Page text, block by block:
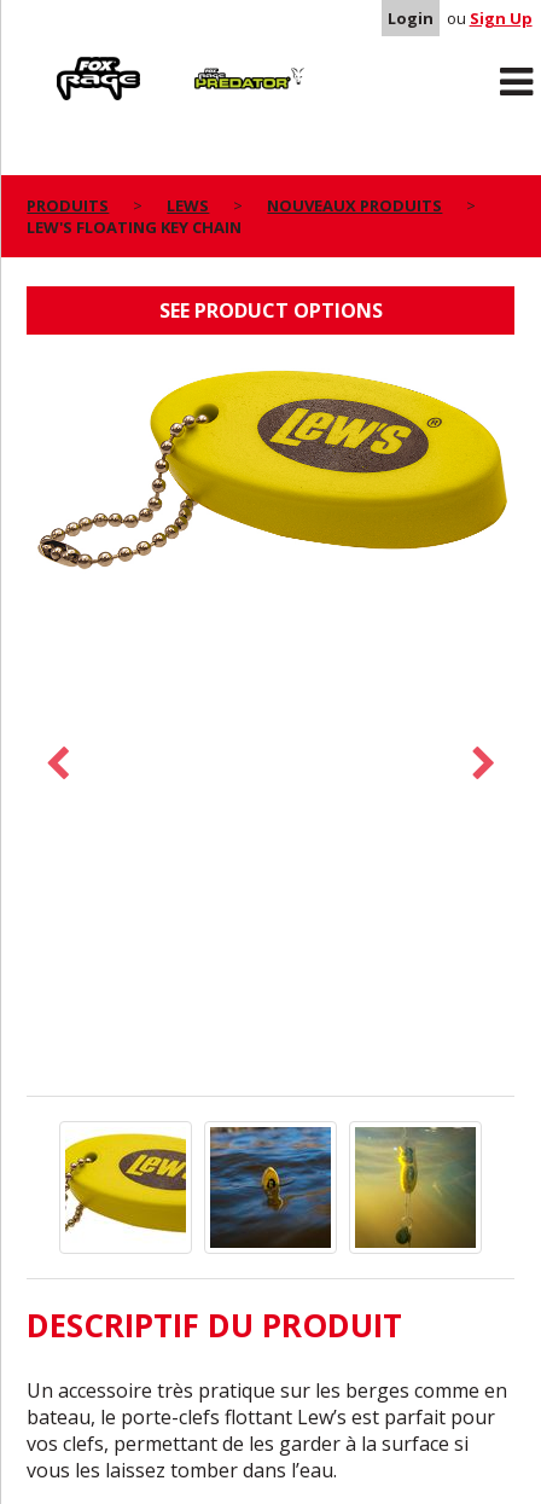
Login ou Sign Up
Predator
PRODUITS LEWS
NOUVEAUX PRODUITS
LEW'S FLOATING KEY CHAIN
SEE PRODUCT OPTIONS
DESCRIPTIF DU PRODUIT
Un accessoire très pratique sur les berges comme en
bateau, le porte-clefs flottant Lew’s est parfait pour
vos clefs, permettant de les garder à la surface si
vous les laissez tomber dans l’eau.